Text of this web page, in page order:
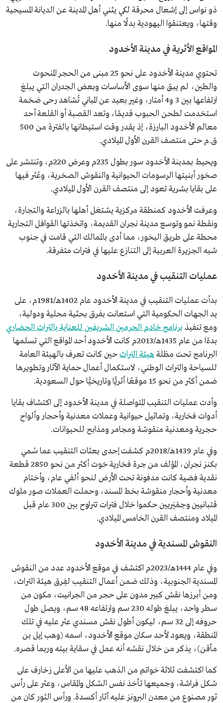
ذو نواس إلى إشعال محرقة لكي يثني أهل المدينة عن الديانة المسيحية
وقتها، ويعتنقوا اليهودية بدلًا منها.
المواقع الأثرية في مدينة الأخدود
تحتوي مدينة الأخدود على نحو 25 مبنى من الحجر المنحوت
والطين، لم يبق منها سوى الأساسات وبعض الجدران التي يبلغ
ارتفاعها بين 3 و4 أمتار، وغير بعيد عن المباني تُشاهد رحى ضخمة
استخدمت لطحن الحبوب قديمًا، وتعد القصبة أو القلعة أحد
معالم الأخدود البارزة، إذ يقدر وقت استيطانها بالفترة من 500
ق.م حتى منتصف القرن الأول الميلادي.
ويحيط بمدينة الأخدود سور بطول 235م وعرض 220م، وتنتشر على
صخور أبنيتها الرسومات الحيوانية والنقوش الصخرية، وعُثر فيها
على بقايا بشرية تعود إلى منتصف القرن الأول الميلادي.
وعرفت الأخدود كمنطقة مركزية يشتغل أهلها بالزراعة والتجارة،
ونقطة نمو وتوسع مدينة نجران القديمة، واتخذتها القوافل التجارية
محطة على طريق البخور، مما أدى بالممالك التي قامت في جنوب
شبه الجزيرة العربية إلى التنازع عليها في فترات متفرقة.
عمليات التنقيب في مدينة الأخدود
بدأت عمليات التنقيب في مدينة الأخدود عام 1402هـ/1981م، على
يد الجهات الحكومية التي استعانت بفرق بحثية محلية ودولية،
ومع تنفيذ برنامج خادم الحرمين الشريفين للعناية بالتراث الحضاري
بدءًا من عام 1435هـ/2013م كانت الأخدود أحد المواقع التي تسلمها
البرنامج تحت مظلة هيئة التراثحين كانت تعرف بالهيئة العامة
للسياحة والتراث الوطني، لاستكمال أعمال حماية الآثار وتطويرها
ضمن أكثر من نحو 15 موقعًا أثريًّا وتاريخيًّا حول السعودية.
وأدت عمليات التنقيب المتواصلة في مدينة الأخدود إلى اكتشاف بقايا
أدوات فخارية، وتماثيل حيوانية وعملات معدنية وأحجار وألواح
حجرية ومعدنية منقوشة ومجامر ومذابح للحيوانات.
وفي عام 1439هـ/2018م كشفت إحدى بعثات التنقيب عما سُمي
بكنز نجران، المؤلف من جرة فخارية حَوت أكثر من نحو 2850 قطعة
نقدية فضية كانت مدفونة تحت الأرض لنحو ألفي عام، وأختام
معدنية وأحجار منقوشة بخط المسند، وحملت العملات صور ملوك
قتبانيين وحِمْيَريين حكموا خلال فترات تتراوح بين 300 عام قبل
الميلاد ومنتصف القرن الخامس الميلادي.
النقوش المسندية في مدينة الأخدود
وفي عام 1444هـ/2023م اكتشف في موقع الأخدود عدد من النقوش
المسندية الجنوبية، وذلك ضمن أعمال التنقيب لفِرق هيئة التراث،
ومن أبرزها نقش كبير مدون على حجر من الجرانيت، مكون من
سطر واحد، يبلغ طوله 230 سم وارتفاعه 48 سم، ويصل طول
حروفه إلى 32 سم، ليكون أطول نقش مسندي عثر عليه في تلك
المنطقة، ويعود لأحد سكان موقع الأخدود، اسمه (وهب إيل بن
مأقن)، يذكر من خلال نقشه أنه عمل في سقاية بيته وربما قصره.
كما اكتشفت ثلاثة خواتم من الذهب عليها من الأعلى زخارف على
شكل فراشة، وجميعها تأخذ نفس الشكل والمقاس، وعثر على رأس
ثور مصنوع من معدن البرونز عليه آثار أكسدة. ورأس الثور كان من